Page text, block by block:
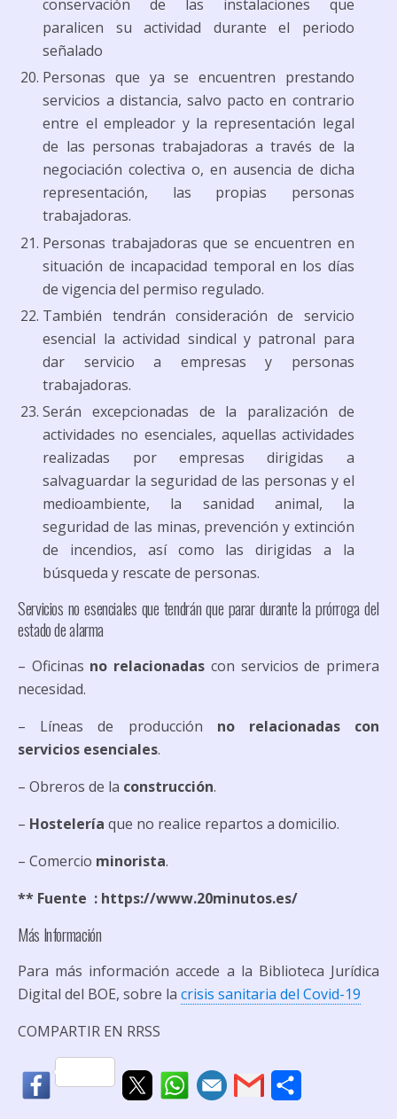
conservación de las instalaciones que
paralicen su actividad durante el periodo
señalado
Personas que ya se encuentren prestando
servicios a distancia, salvo pacto en contrario
entre el empleador y la representación legal
de las personas trabajadoras a través de la
negociación colectiva o, en ausencia de dicha
representación, las propias personas
trabajadoras.
Personas trabajadoras que se encuentren en
situación de incapacidad temporal en los días
de vigencia del permiso regulado.
También tendrán consideración de servicio
esencial la actividad sindical y patronal para
dar servicio a empresas y personas
trabajadoras.
Serán excepcionadas de la paralización de
actividades no esenciales, aquellas actividades
realizadas por empresas dirigidas a
salvaguardar la seguridad de las personas y el
medioambiente, la sanidad animal, la
seguridad de las minas, prevención y extinción
de incendios, así como las dirigidas a la
búsqueda y rescate de personas.
Servicios no esenciales que tendrán que parar durante la prórroga del
estado de alarma
– Oficinas no relacionadas con servicios de primera
necesidad.
– Líneas de producción no relacionadas con
servicios esenciales.
– Obreros de la construcción.
– Hostelería que no realice repartos a domicilio.
– Comercio minorista.
** Fuente : https://www.20minutos.es/
Más Información
Para más información accede a la Biblioteca Jurídica
Digital del BOE, sobre la crisis sanitaria del Covid-19
COMPARTIR EN RRSS